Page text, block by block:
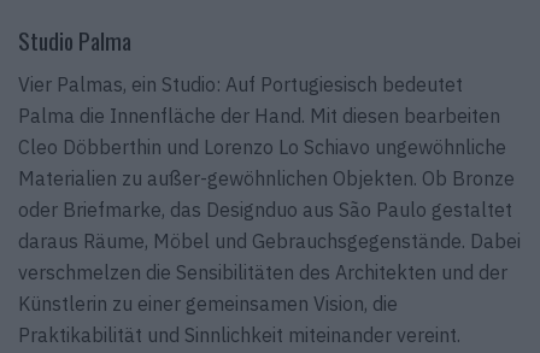
Studio Palma
Vier Palmas, ein Studio: Auf Portugiesisch bedeutet
Palma die Innenfläche der Hand. Mit diesen bearbeiten
Cleo Döbberthin und Lorenzo Lo Schiavo ungewöhnliche
Materialien zu außer-gewöhnlichen Objekten. Ob Bronze
oder Briefmarke, das Designduo aus São Paulo gestaltet
daraus Räume, Möbel und Gebrauchsgegenstände. Dabei
verschmelzen die Sensibilitäten des Architekten und der
Künstlerin zu einer gemeinsamen Vision, die
Praktikabilität und Sinnlichkeit miteinander vereint.